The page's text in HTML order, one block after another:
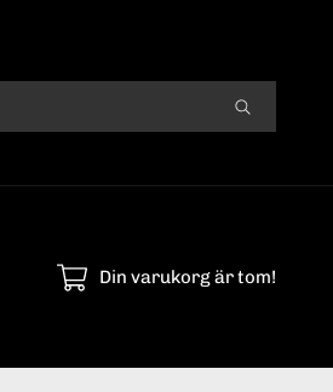
Din varukorg är tom!